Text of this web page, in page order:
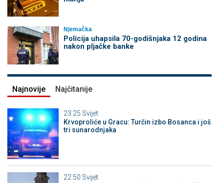
Njemačka
Policija uhapsila 70-godišnjaka 12 godina
nakon pljačke banke
Najnovije Najčitanije
23:25 Svijet
Krvoproliće u Gracu: Turčin izbo Bosanca i još
tri sunarodnjaka
22:50 Svijet